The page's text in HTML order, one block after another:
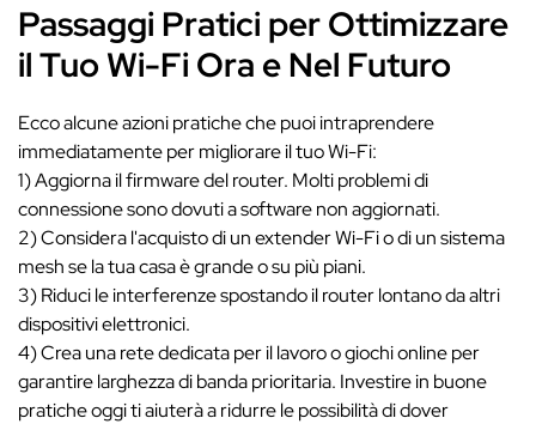
Passaggi Pratici per Ottimizzare
il Tuo Wi-Fi Ora e Nel Futuro
Ecco alcune azioni pratiche che puoi intraprendere
immediatamente per migliorare il tuo Wi-Fi:
1) Aggiorna il firmware del router. Molti problemi di
connessione sono dovuti a software non aggiornati.
2) Considera l'acquisto di un extender Wi-Fi o di un sistema
mesh se la tua casa è grande o su più piani.
3) Riduci le interferenze spostando il router lontano da altri
dispositivi elettronici.
4) Crea una rete dedicata per il lavoro o giochi online per
garantire larghezza di banda prioritaria. Investire in buone
pratiche oggi ti aiuterà a ridurre le possibilità di dover